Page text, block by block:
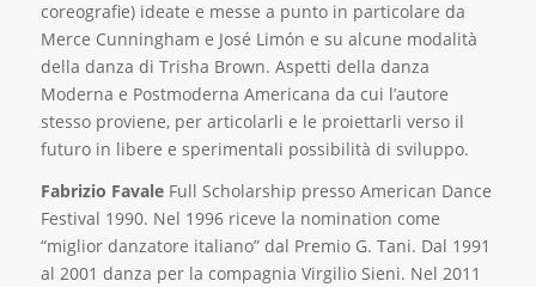
coreografie) ideate e messe a punto in particolare da
Merce Cunningham e José Limón e su alcune modalità
della danza di Trisha Brown. Aspetti della danza
Moderna e Postmoderna Americana da cui l’autore
stesso proviene, per articolarli e le proiettarli verso il
futuro in libere e sperimentali possibilità di sviluppo.
Fabrizio Favale Full Scholarship presso American Dance
Festival 1990. Nel 1996 riceve la nomination come
“miglior danzatore italiano” dal Premio G. Tani. Dal 1991
al 2001 danza per la compagnia Virgilio Sieni. Nel 2011